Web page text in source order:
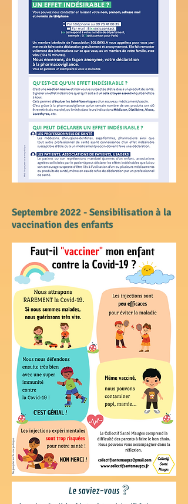
Septembre 2022 - Sensibilisation à la
vaccination des enfants